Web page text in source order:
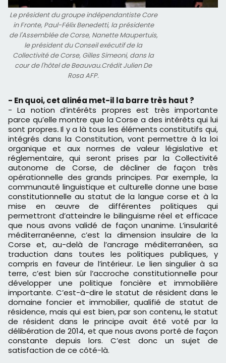
Le président du groupe indépendantiste Core
in Fronte, Paul-Félix Benedetti, la présidente
de l'Assemblée de Corse, Nanette Maupertuis,
le président du Conseil exécutif de la
Collectivité de Corse, Gilles Simeoni, dans la
cour de l'hôtel de Beauvau.Crédit Julien De
Rosa AFP.
- En quoi, cet alinéa met-il la barre très haut ?
- La notion d’intérêts propres est très importante
parce qu’elle montre que la Corse a des intérêts qui lui
sont propres.Il y a là tous les éléments constitutifs qui,
intégrés dans la Constitution, vont permettre à la loi
organique et aux normes de valeur législative et
réglementaire, qui seront prises par la Collectivité
autonome de Corse, de décliner de façon très
opérationnelle des grands principes. Par exemple, la
communauté linguistique et culturelle donne une base
constitutionnelle au statut de la langue corse et à la
mise en œuvre de différentes politiques qui
permettront d’atteindre le bilinguisme réel et efficace
que nous avons validé de façon unanime. L’insularité
méditerranéenne, c’est la dimension insulaire de la
Corse et, au-delà de l’ancrage méditerranéen, sa
traduction dans toutes les politiques publiques, y
compris en faveur de l’intérieur. Le lien singulier à sa
terre, c’est bien sûr l’accroche constitutionnelle pour
développer une politique foncière et immobilière
importante. C’est-à-dire le statut de résident dans le
domaine foncier et immobilier, qualifié de statut de
résidence, mais qui est bien, par son contenu, le statut
de résident dans le principe avait été voté par la
délibération de 2014, et que nous avons porté de façon
constante depuis lors. C’est donc un sujet de
satisfaction de ce côté-là.